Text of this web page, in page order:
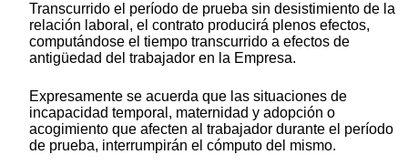
Transcurrido el período de prueba sin desistimiento de la
relación laboral, el contrato producirá plenos efectos,
computándose el tiempo transcurrido a efectos de
antigüedad del trabajador en la Empresa.
Expresamente se acuerda que las situaciones de
incapacidad temporal, maternidad y adopción o
acogimiento que afecten al trabajador durante el período
de prueba, interrumpirán el cómputo del mismo.